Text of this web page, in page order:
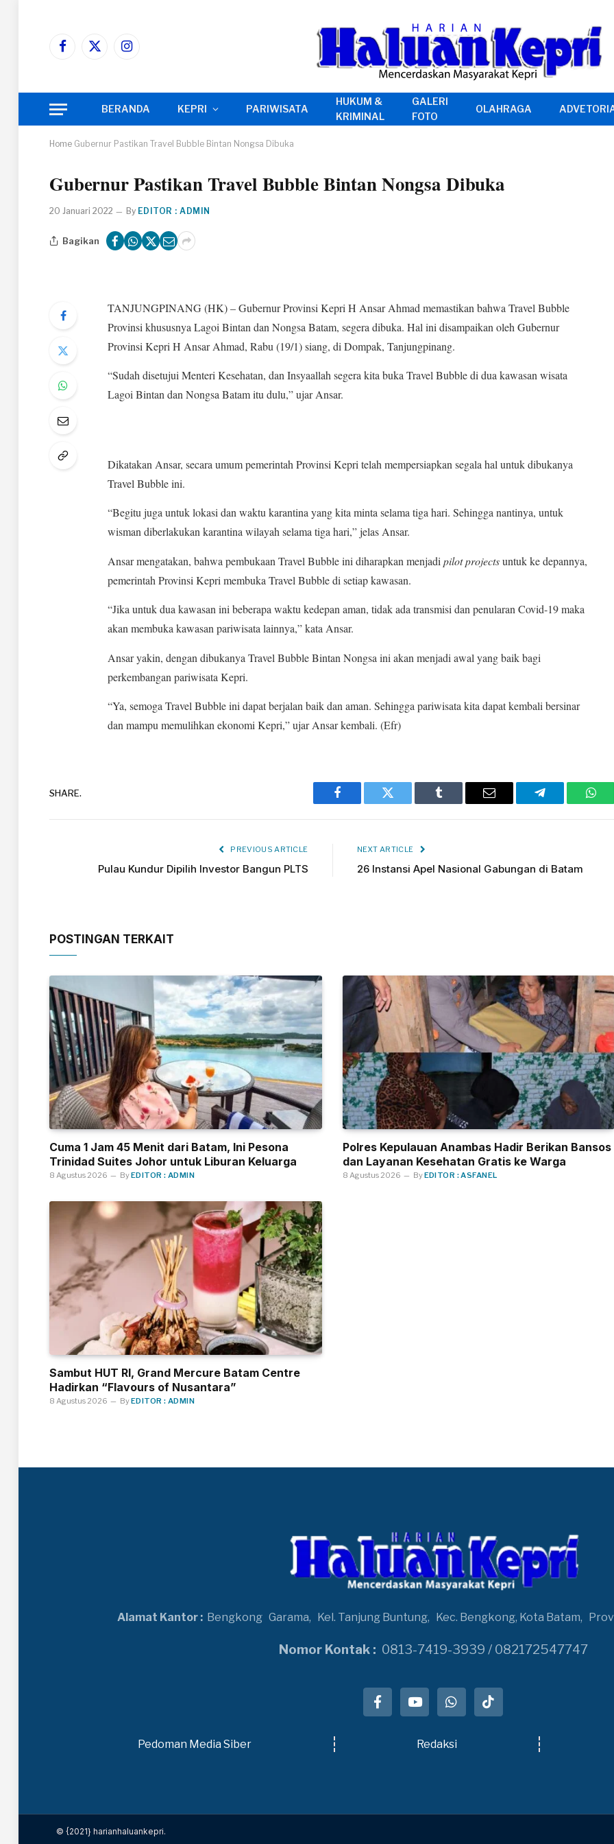
Facebook
X
Instagram
BERANDA KEPRI PARIWISATA
HUKUM &
KRIMINAL
GALERI
FOTO
OLAHRAGA
Home Gubernur Pastikan Travel Bubble Bintan Nongsa Dibuka
Gubernur Pastikan Travel Bubble Bintan Nongsa Dibuka
20 Januari 2022 By EDITOR : ADMIN
Bagikan
TANJUNGPINANG (HK) – Gubernur Provinsi Kepri H Ansar Ahmad memastikan bahwa Travel Bubble
Provinsi khususnya Lagoi Bintan dan Nongsa Batam, segera dibuka. Hal ini disampaikan oleh Gubernur
Provinsi Kepri H Ansar Ahmad, Rabu (19/1) siang, di Dompak, Tanjungpinang.
“Sudah disetujui Menteri Kesehatan, dan Insyaallah segera kita buka Travel Bubble di dua kawasan wisata
Lagoi Bintan dan Nongsa Batam itu dulu,” ujar Ansar.
Dikatakan Ansar, secara umum pemerintah Provinsi Kepri telah mempersiapkan segala hal untuk dibukanya
Travel Bubble ini.
“Begitu juga untuk lokasi dan waktu karantina yang kita minta selama tiga hari. Sehingga nantinya, untuk
wisman diberlakukan karantina wilayah selama tiga hari,” jelas Ansar.
Ansar mengatakan, bahwa pembukaan Travel Bubble ini diharapkan menjadi pilot projectsuntuk ke depannya,
pemerintah Provinsi Kepri membuka Travel Bubble di setiap kawasan.
“Jika untuk dua kawasan ini beberapa waktu kedepan aman, tidak ada transmisi dan penularan Covid-19 maka
akan membuka kawasan pariwisata lainnya,” kata Ansar.
Ansar yakin, dengan dibukanya Travel Bubble Bintan Nongsa ini akan menjadi awal yang baik bagi
perkembangan pariwisata Kepri.
“Ya, semoga Travel Bubble ini dapat berjalan baik dan aman. Sehingga pariwisata kita dapat kembali bersinar
dan mampu memulihkan ekonomi Kepri,” ujar Ansar kembali. (Efr)
SHARE.
Facebook Twitter Tumblr Email Telegram
PREVIOUS ARTICLE
Pulau Kundur Dipilih Investor Bangun PLTS
NEXT ARTICLE
26 Instansi Apel Nasional Gabungan di Batam
POSTINGAN TERKAIT
Cuma 1 Jam 45 Menit dari Batam, Ini Pesona
Trinidad Suites Johor untuk Liburan Keluarga
8 Agustus 2026 ByEDITOR : ADMIN
Polres Kepulauan Anambas Hadir Berikan Bansos
dan Layanan Kesehatan Gratis ke Warga
8 Agustus 2026 ByEDITOR : ASFANEL
Sambut HUT RI, Grand Mercure Batam Centre
Hadirkan “Flavours of Nusantara”
8 Agustus 2026 ByEDITOR : ADMIN
Alamat Kantor : Bengkong Garama, Kel. Tanjung Buntung, Kec. Bengkong, Kota Batam,
Nomor Kontak : 0813-7419-3939 / 082172547747
Pedoman Media Siber Redaksi
© {2021} harianhaluankepri.